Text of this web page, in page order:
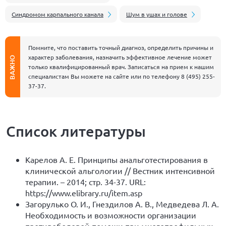
Синдромом карпального канала Шум в ушах и голове
ВАЖНО
Помните, что поставить точный диагноз, определить причины и
характер заболевания, назначить эффективное лечение может
только квалифицированный врач. Записаться на прием к нашим
специалистам Вы можете на сайте или по телефону8 (495) 255-
37-37.
Список литературы
Карелов А. Е. Принципы анальготестирования в
клинической альгологии // Вестник интенсивной
терапии. – 2014; стр. 34-37. URL:
https://www.elibrary.ru/item.asp
Загорулько О. И., Гнездилов А. В., Медведева Л. А.
Необходимость и возможности организации